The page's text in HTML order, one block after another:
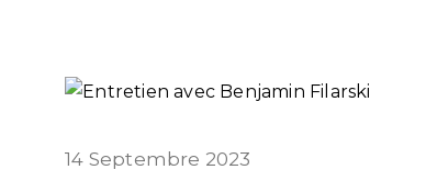
14 Septembre 2023